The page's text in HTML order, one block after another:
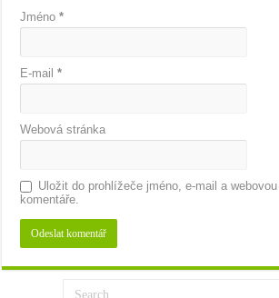
Jméno*
E-mail*
Webová stránka
Uložit do prohlížeče jméno, e-mail a
komentáře.